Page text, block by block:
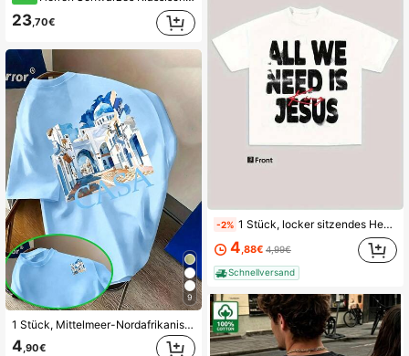
23,70€
9
1 Stück, Mittelmeer-Nordafrikanisches Aquarell-T-Shirt - Hellblau, geeignet für den täglichen Gebrauch und Freizeitsportbekleidung, Rundhalsausschnitt, kurze Ärmel mit marokkanisch-arabischem Stadt-T-Shirt-Moti
4 ,90€
-2% 1 Stück, locker sitzendes Hemd aus 100 % Baumwolle, Freizeithemd mit dem Aufdruck "All We Need Is Jesus" – weiches Herren-Baumwollhemd, Rundhalsausschnitt, kurze Ärmel, lockere Passform, lässiges Hemd, geeignet für Kirche, Freizeitkleidung und religiöse Kleidung, waschbar, angenehm zu tragen in allen Jahreszeiten.
4,88€ 4,99€
Schnellversand